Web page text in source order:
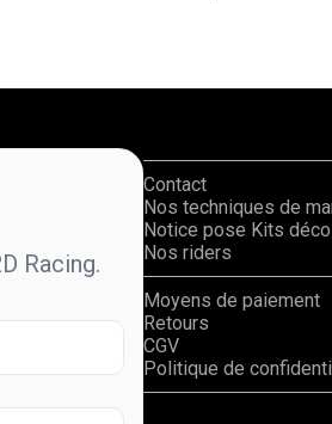
Racing.
Contact
Nos techniques de
Notice pose Kits déco
Nos riders
Moyens de paiement
Retours
CGV
Politique de